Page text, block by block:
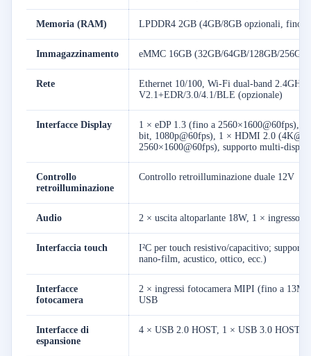
Memoria (RAM) LPDDR4 2GB (4GB/8GB opzionali, fino a
Immagazzinamento eMMC 16GB (32GB/64GB/128GB/256GB
Rete
Ethernet 10/100, Wi-Fi dual-band
V2.1+EDR/3.0/4.1/BLE (opzionale)
Interfacce Display
1 × eDP 1.3 (fino a 2560×1600@60fps),
bit, 1080p@60fps), 1 × HDMI 2.0
2560×1600@60fps), supporto multi-display
Controllo
retroilluminazione
Controllo retroilluminazione duale 12V
Audio 2 × uscita altoparlante 18W, 1 × ingresso
Interfaccia touch
I²C per touch resistivo/capacitivo;
nano-film, acustico, ottico, ecc.)
Interfacce
fotocamera
2 × ingressi fotocamera MIPI (fino a
USB
Interfacce di
espansione
4 × USB 2.0 HOST, 1 × USB 3.0 HOST,